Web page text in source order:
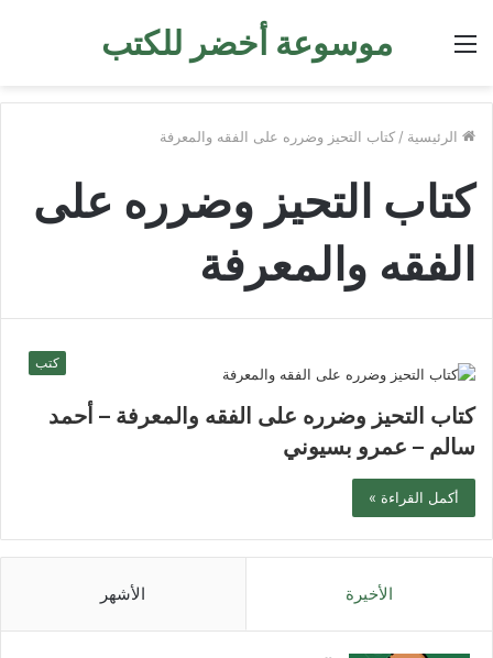
موسوعة أخضر للكتب القائمة
الرئيسية / كتاب التحيز وضرره على الفقه والمعرفة
كتاب التحيز وضرره على
الفقه والمعرفة
كتب
كتاب التحيز وضرره على الفقه والمعرفة – أحمد
سالم – عمرو بسيوني
أكمل القراءة »
الأخيرة الأشهر